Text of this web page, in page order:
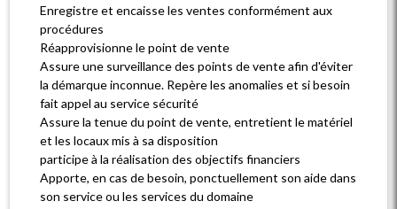
Enregistre et encaisse les ventes conformément aux
procédures
Réapprovisionne le point de vente
Assure une surveillance des points de vente afin d'éviter
la démarque inconnue. Repère les anomalies et si besoin
fait appel au service sécurité
Assure la tenue du point de vente, entretient le matériel
et les locaux mis à sa disposition
participe à la réalisation des objectifs financiers
Apporte, en cas de besoin, ponctuellement son aide dans
son service ou les services du domaine